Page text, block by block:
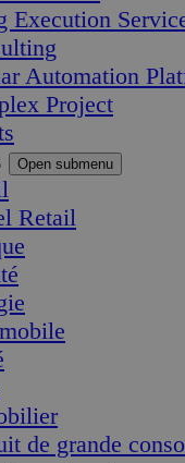
Execution
Automation
Project
Open submenu
Retail
de grande